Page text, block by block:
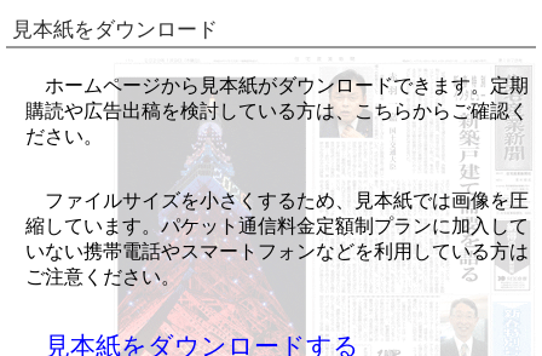
見本紙をダウンロード
ホームページから見本紙がダウンロードできます。定期
購読や広告出稿を検討している方は、こちらからご確認く
ださい。
ファイルサイズを小さくするため、見本紙では画像を圧
縮しています。パケット通信料金定額制プランに加入して
いない携帯電話やスマートフォンなどを利用している方は
ご注意ください。
見本紙をダウンロードする